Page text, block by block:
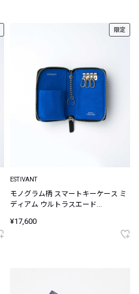
限定
ESTIVANT
モノグラム柄 スマートキーケース ミ
ディアム ウルトラスエード
¥17,600